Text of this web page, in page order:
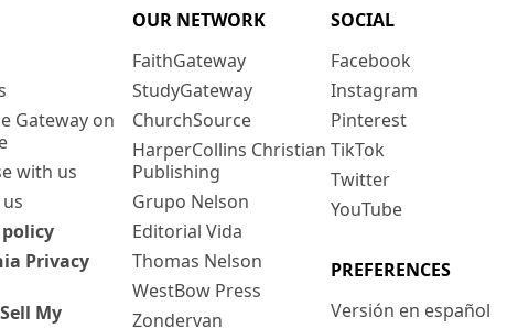
Gateway on
with us
Privacy
My
OUR NETWORK
FaithGateway
StudyGateway
ChurchSource
HarperCollins Christian
Publishing
Grupo Nelson
Editorial Vida
Thomas Nelson
WestBow Press
Zondervan
SOCIAL
Facebook
Instagram
Pinterest
TikTok
Twitter
YouTube
PREFERENCES
Versión en español